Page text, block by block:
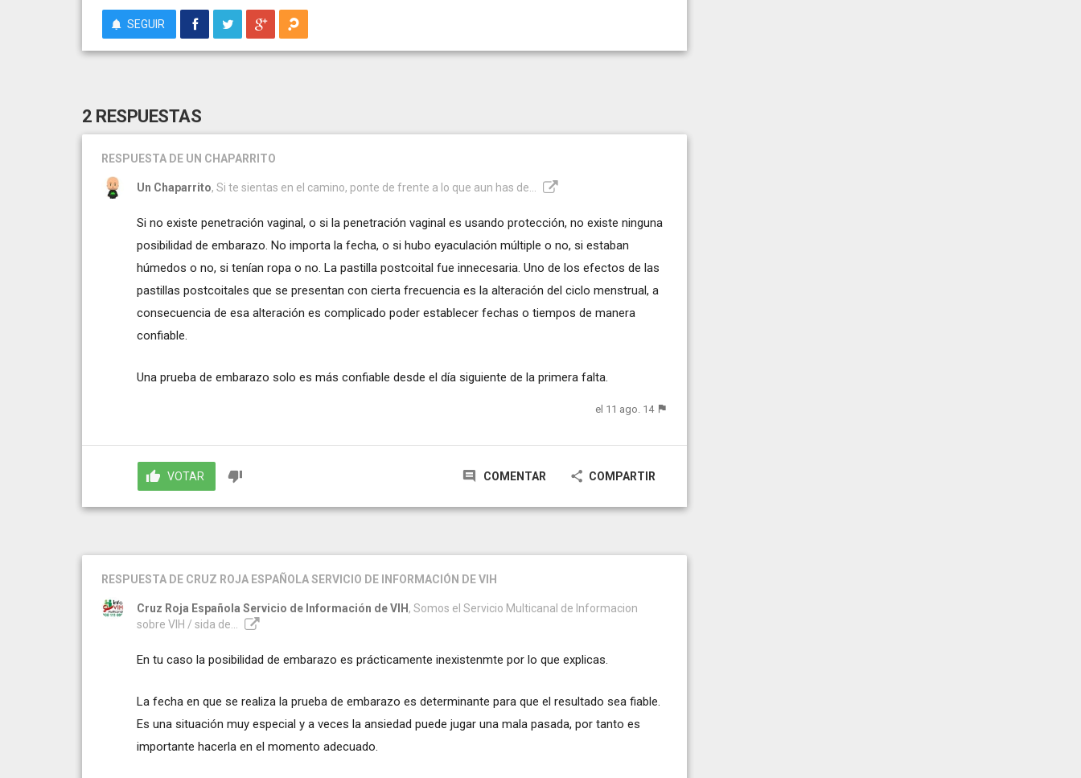
SEGUIR
2 RESPUESTAS
RESPUESTA DE UN CHAPARRITO
Un Chaparrito, Si te sientas en el camino, ponte de frente a lo que aun has de...
Si no existe penetración vaginal, o si la penetración vaginal es usando protección, no existe ninguna
posibilidad de embarazo. No importa la fecha, o si hubo eyaculación múltiple o no, si estaban
húmedos o no, si tenían ropa o no. La pastilla postcoital fue innecesaria. Uno de los efectos de las
pastillas postcoitales que se presentan con cierta frecuencia es la alteración del ciclo menstrual, a
consecuencia de esa alteración es complicado poder establecer fechas o tiempos de manera
confiable.
Una prueba de embarazo solo es más confiable desde el día siguiente de la primera falta.
el 11 ago. 14
VOTAR COMENTAR COMPARTIR
RESPUESTA DE CRUZ ROJA ESPAÑOLA SERVICIO DE INFORMACIÓN DE VIH
Cruz Roja Española Servicio de Información de VIH , Somos el Servicio Multicanal de Informacion
sobre VIH / sida de...
En tu caso la posibilidad de embarazo es prácticamente inexistenmte por lo que explicas.
La fecha en que se realiza la prueba de embarazo es determinante para que el resultado sea fiable.
Es una situación muy especial y a veces la ansiedad puede jugar una mala pasada, por tanto es
importante hacerla en el momento adecuado.